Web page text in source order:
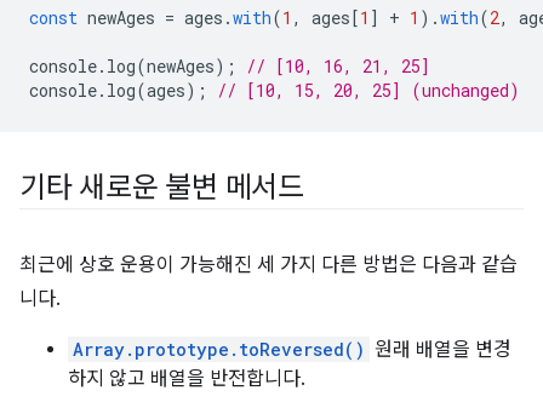
const newAges = ages .with(1 , ages[1 ] + 1 ).with(2,
console. log(newAges);
// [10, 16, 21, 25]
console. log(ages); // [10, 15, 20, 25] (unchanged)
기타 새로운 불변 메서드
최근에 상호 운용이 가능해진 세 가지 다른 방법은 다음과 같습
니다.
Array.prototype.toReversed() 원래 배열을 변경
하지 않고 배열을 반전합니다.